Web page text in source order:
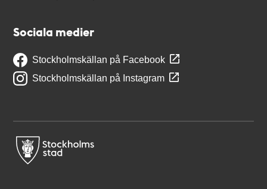
Sociala medier
Stockholmskällan på Facebook
Stockholmskällan på Instagram